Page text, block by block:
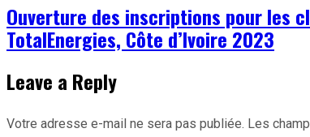
Ouverture des inscriptions pour les
TotalEnergies, Côte d’Ivoire 2023
Leave a Reply
Votre adresse e-mail ne sera pas publiée. Les